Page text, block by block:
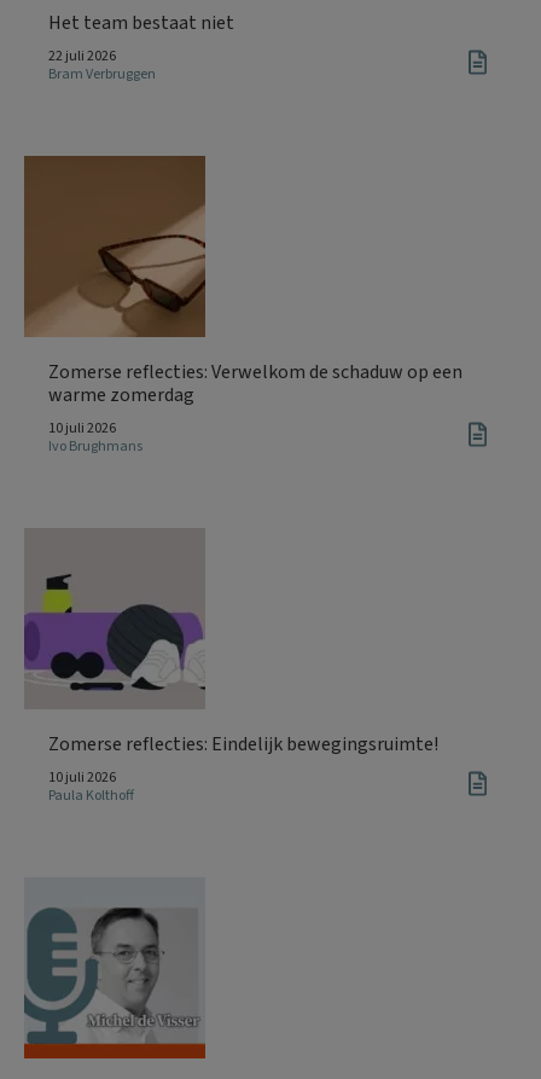
Het team bestaat niet
22 juli 2026
Bram Verbruggen
Zomerse reflecties: Verwelkom de schaduw op een
warme zomerdag
10 juli 2026
Ivo Brughmans
Zomerse reflecties: Eindelijk bewegingsruimte!
10 juli 2026
Paula Kolthoff